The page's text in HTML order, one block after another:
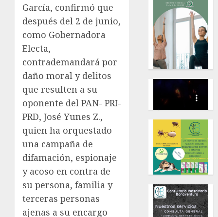
García, confirmó que
después del 2 de junio,
como Gobernadora
Electa,
contrademandará por
daño moral y delitos
que resulten a su
oponente del PAN- PRI-
PRD, José Yunes Z.,
quien ha orquestado
una campaña de
difamación, espionaje
y acoso en contra de
su persona, familia y
terceras personas
ajenas a su encargo